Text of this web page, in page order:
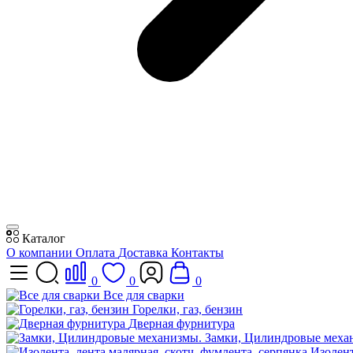
Каталог
О компании Оплата Доставка Контакты
0 0
0
Все для сварки
Горелки, газ, бензин
Дверная фурнитура
Замки, Цилиндровые